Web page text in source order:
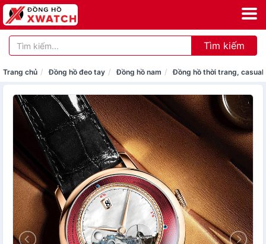
Tìm kiếm
Trang chủ Đồng hồ đeo tay Đồng hồ nam Đồng hồ thời trang, casual